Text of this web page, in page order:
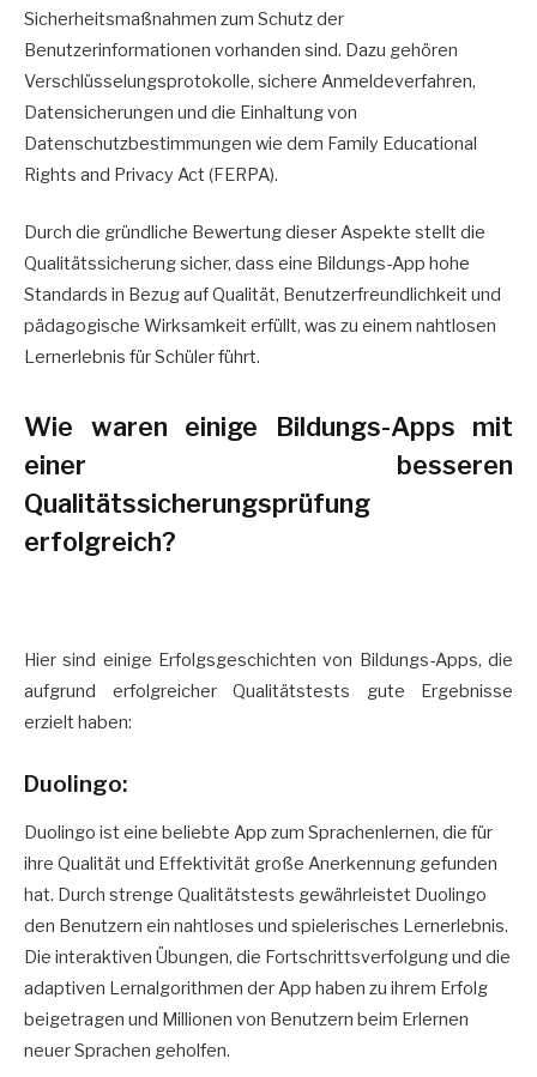
Sicherheitsmaßnahmen zum Schutz der
Benutzerinformationen vorhanden sind. Dazu gehören
Verschlüsselungsprotokolle, sichere Anmeldeverfahren,
Datensicherungen und die Einhaltung von
Datenschutzbestimmungen wie dem Family Educational
Rights and Privacy Act (FERPA).
Durch die gründliche Bewertung dieser Aspekte stellt die
Qualitätssicherung sicher, dass eine Bildungs-App hohe
Standards in Bezug auf Qualität, Benutzerfreundlichkeit und
pädagogische Wirksamkeit erfüllt, was zu einem nahtlosen
Lernerlebnis für Schüler führt.
Wie waren einige Bildungs-Apps mit
einer besseren
Qualitätssicherungsprüfung
erfolgreich?
Hier sind einige Erfolgsgeschichten von Bildungs-Apps, die
aufgrund erfolgreicher Qualitätstests gute Ergebnisse
erzielt haben:
Duolingo:
Duolingo ist eine beliebte App zum Sprachenlernen, die für
ihre Qualität und Effektivität große Anerkennung gefunden
hat. Durch strenge Qualitätstests gewährleistet Duolingo
den Benutzern ein nahtloses und spielerisches Lernerlebnis.
Die interaktiven Übungen, die Fortschrittsverfolgung und die
adaptiven Lernalgorithmen der App haben zu ihrem Erfolg
beigetragen und Millionen von Benutzern beim Erlernen
neuer Sprachen geholfen.